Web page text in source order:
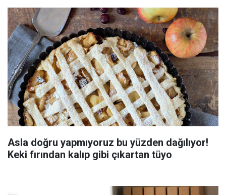
Asla doğru yapmıyoruz bu yüzden dağılıyor!
Keki fırından kalıp gibi çıkartan tüyo